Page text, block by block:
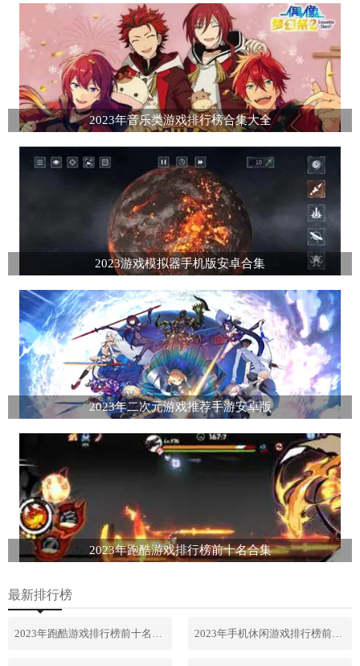
2023年音乐类游戏排行榜合集大全
2023游戏模拟器手机版安卓合集
2023年二次元游戏推荐手游安卓版
2023年跑酷游戏排行榜前十名合集
最新排行榜
2023年跑酷游戏排行榜前十名合集 2023年手机休闲游戏排行榜前十名